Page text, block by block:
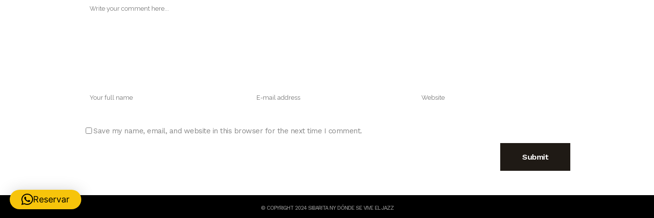
Save my name, email, and website in this browser for the next time I comment.
© COPYRIGHT 2024 SIBARITA NY DÓNDE SE VIVE EL JAZZ
Reservar